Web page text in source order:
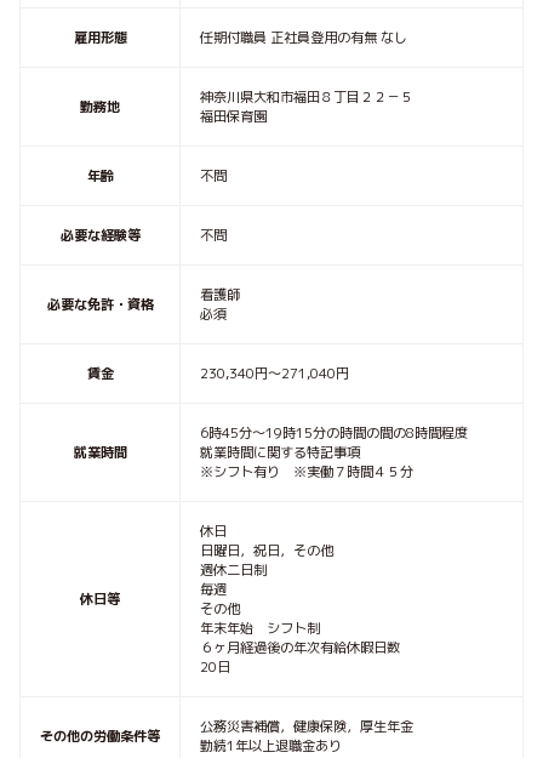
雇用形態 任期付職員 正社員登用の有無 なし
勤務地
神奈川県大和市福田８丁目２２－５
福田保育園
年齢 不問
必要な経験等 不問
必要な免許・資格
看護師
必須
賃金 230,340円〜271,040円
就業時間
6時45分〜19時15分の時間の間の8時間程度
就業時間に関する特記事項
※シフト有り ※実働７時間４５分
休日等
休日
日曜日，祝日，その他
週休二日制
毎週
その他
年末年始 シフト制
６ヶ月経過後の年次有給休暇日数
20日
その他の労働条件等
公務災害補償，健康保険，厚生年金
勤続1年以上退職金あり